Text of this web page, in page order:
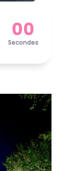
00
Secondes